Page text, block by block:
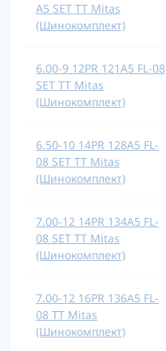
A5 SET TT Mitas
(Шинокомплект)
6.00-9 12PR 121A5 FL-08
SET TT Mitas
(Шинокомплект)
6.50-10 14PR 128A5 FL-
08 SET TT Mitas
(Шинокомплект)
7.00-12 14PR 134A5 FL-
08 SET TT Mitas
(Шинокомплект)
7.00-12 16PR 136A5 FL-
08 TT Mitas
(Шинокомплект)